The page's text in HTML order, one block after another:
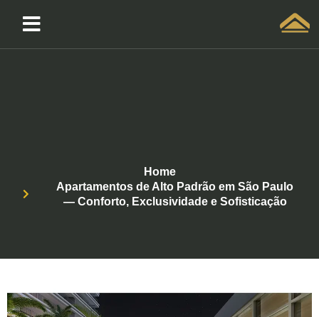
Home
Apartamentos de Alto Padrão em São Paulo
— Conforto, Exclusividade e Sofisticação